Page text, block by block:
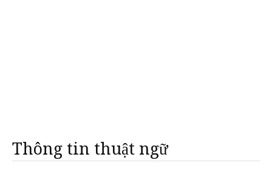
Thông tin thuật ngữ